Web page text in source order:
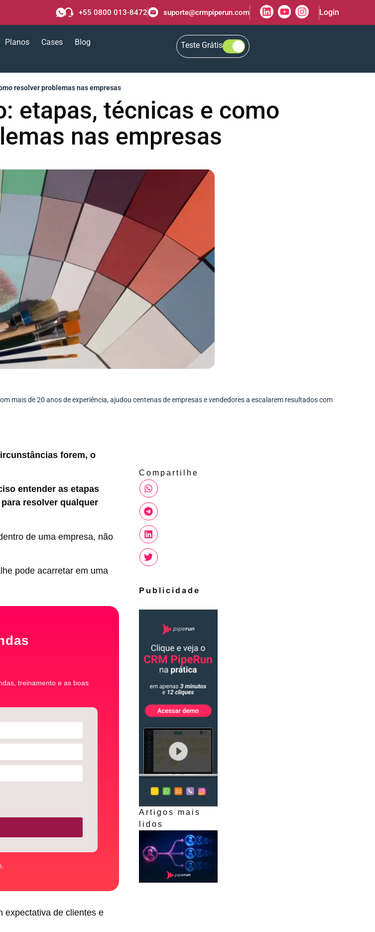
+55 0800 013-8472 suporte@crmpiperun.com Login
Planos Cases Blog Teste Grátis
resolver problemas nas empresas
etapas, técnicas e como
nas empresas
mais de 20 anos de experiência, ajudou centenas de empresas e vendedores a escalarem resultados com
forem, o
entender as etapas
resolver qualquer
de uma empresa, não
pode acarretar em uma
treinamento e as boas
expectativa de clientes e
Compartilhe
Publicidade
Artigos mais
lidos